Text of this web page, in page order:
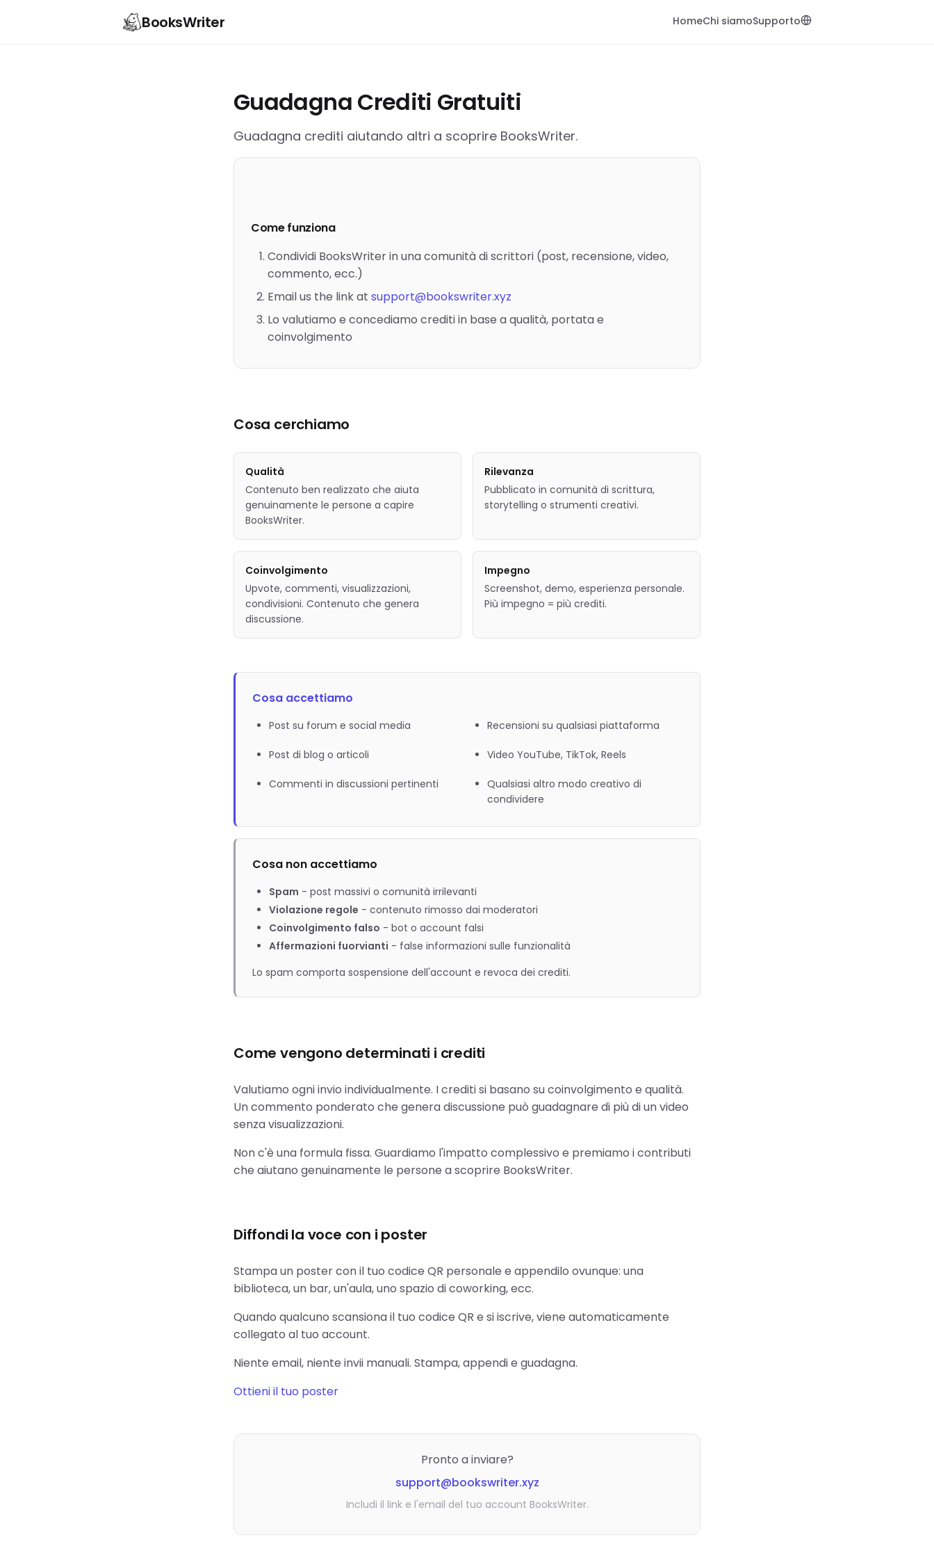
BooksWriter HomeChi siamoSupporto
Guadagna Crediti Gratuiti
Guadagna crediti aiutando altri a scoprire BooksWriter.
Come funziona
Condividi BooksWriter in una comunità di scrittori (post, recensione, video,
commento, ecc.)
Email us the link at support@bookswriter.xyz
Lo valutiamo e concediamo crediti in base a qualità, portata e
coinvolgimento
Cosa cerchiamo
Qualità
Contenuto ben realizzato che aiuta
genuinamente le persone a capire
BooksWriter.
Rilevanza
Pubblicato in comunità di scrittura,
storytelling o strumenti creativi.
Coinvolgimento
Upvote, commenti, visualizzazioni,
condivisioni. Contenuto che genera
discussione.
Impegno
Screenshot, demo, esperienza personale.
Più impegno = più crediti.
Cosa accettiamo
Post su forum e social media Recensioni su qualsiasi piattaforma
Post di blog o articoli Video YouTube, TikTok, Reels
Commenti in discussioni pertinenti
Qualsiasi altro modo creativo di
condividere
Cosa non accettiamo
Spam - post massivi o comunità irrilevanti
Violazione regole - contenuto rimosso dai moderatori
Coinvolgimento falso - bot o account falsi
Affermazioni fuorvianti - false informazioni sulle funzionalità
Lo spam comporta sospensione dell'account e revoca dei crediti.
Come vengono determinati i crediti
Valutiamo ogni invio individualmente. I crediti si basano su coinvolgimento e qualità.
Un commento ponderato che genera discussione può guadagnare di più di un video
senza visualizzazioni.
Non c'è una formula fissa. Guardiamo l'impatto complessivo e premiamo i contributi
che aiutano genuinamente le persone a scoprire BooksWriter.
Diffondi la voce con i poster
Stampa un poster con il tuo codice QR personale e appendilo ovunque: una
biblioteca, un bar, un'aula, uno spazio di coworking, ecc.
Quando qualcuno scansiona il tuo codice QR e si iscrive, viene automaticamente
collegato al tuo account.
Niente email, niente invii manuali. Stampa, appendi e guadagna.
Ottieni il tuo poster
Pronto a inviare?
support@bookswriter.xyz
Includi il link e l'email del tuo account BooksWriter.